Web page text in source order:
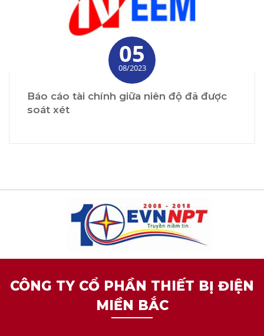
05
08/2023
Báo cáo tài chính giữa niên độ đã được
soát xét
CÔNG TY CỔ PHẦN THIẾT BỊ ĐIỆN
MIỀN BẮC